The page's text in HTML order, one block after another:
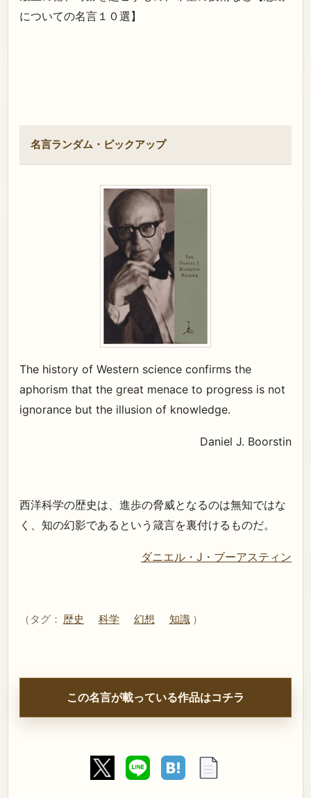
についての名言１０選】
名言ランダム・ピックアップ
The history of Western science confirms the
aphorism that the great menace to progress is not
ignorance but the illusion of knowledge.
Daniel J. Boorstin
西洋科学の歴史は、進歩の脅威となるのは無知ではな
く、知の幻影であるという箴言を裏付けるものだ。
ダニエル・J・ブーアスティン
（タグ： 歴史 科学 幻想 知識 ）
この名言が載っている作品はコチラ